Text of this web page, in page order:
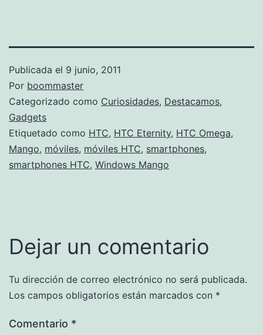
Publicada el 9 junio, 2011
Por boommaster
Categorizado como Curiosidades, Destacamos,
Gadgets
Etiquetado como HTC, HTC Eternity, HTC Omega,
Mango, móviles, móviles HTC, smartphones,
smartphones HTC, Windows Mango
Dejar un comentario
Tu dirección de correo electrónico no será publicada.
Los campos obligatorios están marcados con *
Comentario *